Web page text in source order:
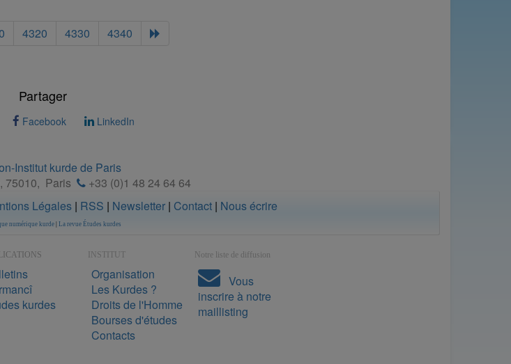
4320 4330 4340
Partager
Facebook LinkedIn
Institut kurde de Paris
75010, Paris
+33 (0)1 48 24 64 64
Légales | RSS | Newsletter | Contact | Nous écrire
numérique kurde| La revue Études kurdes
kurdes
INSTITUT
Organisation
Les Kurdes ?
Droits de l'Homme
Bourses d'études
Contacts
Notre liste de diffusion
Vous
inscrire à notre
maillisting